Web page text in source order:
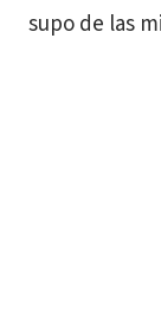
supo de las